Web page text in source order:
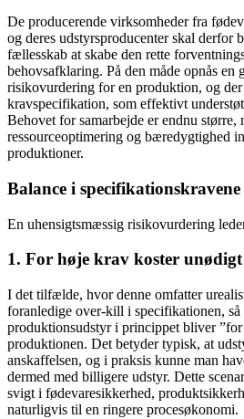
De producerende virksomheder fra
og deres udstyrsproducenter skal derfor
fællesskab at skabe den rette
behovsafklaring. På den måde opnås en
risikovurdering for en produktion, og der
kravspecifikation, som effektivt
Behovet for samarbejde er endnu
ressourceoptimering og bæredygtighed
produktioner.
Balance i
En uhensigtsmæssig risikovurdering
1. For høje krav koster
I det tilfælde, hvor denne omfatter
foranledige over-kill i specifikationen, så
produktionsudstyr i princippet bliver
produktionen. Det betyder typisk, at
anskaffelsen, og i praksis kunne man
dermed med billigere udstyr. Dette
svigt i fødevaresikkerhed,
naturligvis til en ringere procesøkonomi.